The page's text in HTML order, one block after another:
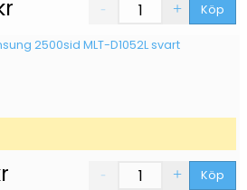
Köp
2500sid MLT-D1052L svart
Köp